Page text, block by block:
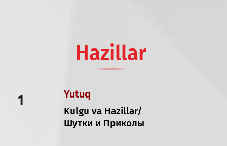
Hazillar
1 Yutuq
Kulgu va Hazillar/
Шутки и Приколы